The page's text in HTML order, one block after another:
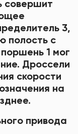
совершит
3,
полость с
1 мог
Дроссели
скорости
на
привода